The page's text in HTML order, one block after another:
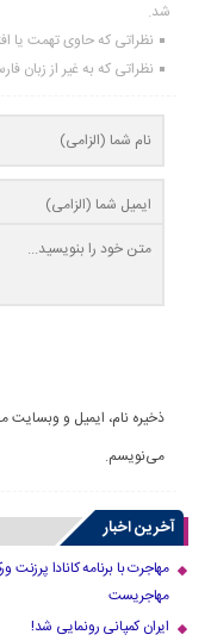
شد.
نظراتی که حاوی تهمت یا
نظراتی که به غیر از زبان
ذخیره نام، ایمیل و وبسایت
می‌نویسم.
آخرین اخبار
مهاجرت با برنامه کانادا
مهاجریست
ایران کمپانی رونمایی شد!